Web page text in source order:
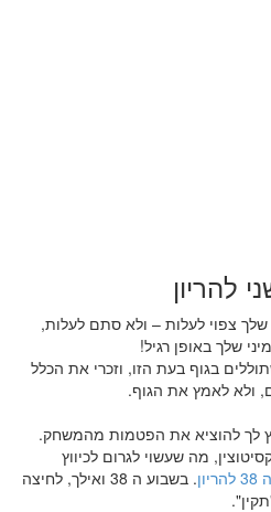
להריון
צפוי לעלות – ולא סתם לעלות,
שלך באופן רגיל!
בגוף בעת הזו, וזכרי את הכלל
ולא לאמץ את הגוף.
לך להוציא את הפטמות מהמשחק.
מה שעשוי לגרום לכיווץ
. בשבוע ה 38 ואילך, לחיצה